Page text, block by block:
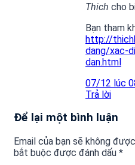
Thich cho
Bạn tham
http://
dang/xac-
dan.html
07/12 lúc
Trả lời
Để lại một bình luận
Email của bạn sẽ không
bắt buộc được đánh dấu *